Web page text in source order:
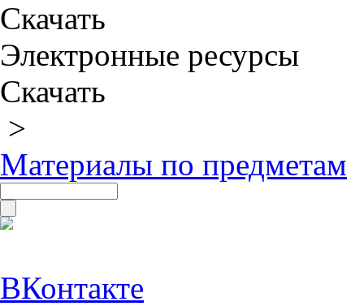
Скачать
Электронные ресурсы
Скачать
>
Материалы по предметам
ВКонтакте